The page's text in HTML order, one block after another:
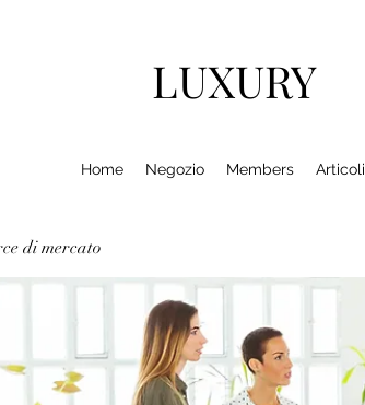
LUXURY
Home Negozio Members Articoli
di mercato